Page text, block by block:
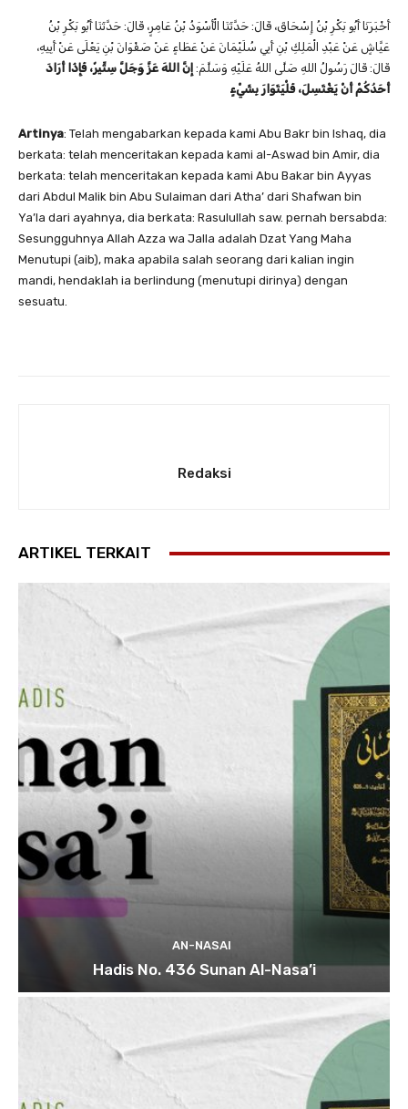
أَخْبَرَنَا ‌أَبُو بَكْرِ بْنُ إِسْحَاقَ، قَالَ: حَدَّثَنَا ‌الْأَسْوَدُ بْنُ عَامِرٍ، قَالَ: حَدَّثَنَا ‌أَبُو بَكْرِ بْنُ
عَيَّاشٍ عَنْ ‌عَبْدِ الْمَلِكِ بْنِ أَبِي سُلَيْمَانَ عَنْ ‌عَطَاءٍ عَنْ ‌صَفْوَانَ بْنِ يَعْلَى عَنْ ‌أَبِيهِ،
قَالَ: قَالَ رَسُولُ اللهِ صَلَّى اللهُ عَلَيْهِ وَسَلَّمَ: إِنَّ اللهَ عَزَّ وَجَلَّ سِتِّيرٌ، فَإِذَا أَرَادَ
أَحَدُكُمْ أَنْ يَغْتَسِلَ، فَلْيَتَوَارَ بِشَيْءٍ
Artinya: Telah mengabarkan kepada kami Abu Bakr bin Ishaq, dia
berkata: telah menceritakan kepada kami al-Aswad bin Amir, dia
berkata: telah menceritakan kepada kami Abu Bakar bin Ayyas
dari Abdul Malik bin Abu Sulaiman dari Atha’ dari Shafwan bin
Ya’la dari ayahnya, dia berkata: Rasulullah saw. pernah bersabda:
Sesungguhnya Allah Azza wa Jalla adalah Dzat Yang Maha
Menutupi (aib), maka apabila salah seorang dari kalian ingin
mandi, hendaklah ia berlindung (menutupi dirinya) dengan
sesuatu.
Redaksi
ARTIKEL TERKAIT
AN-NASAI
Hadis No. 436 Sunan Al-Nasa’i